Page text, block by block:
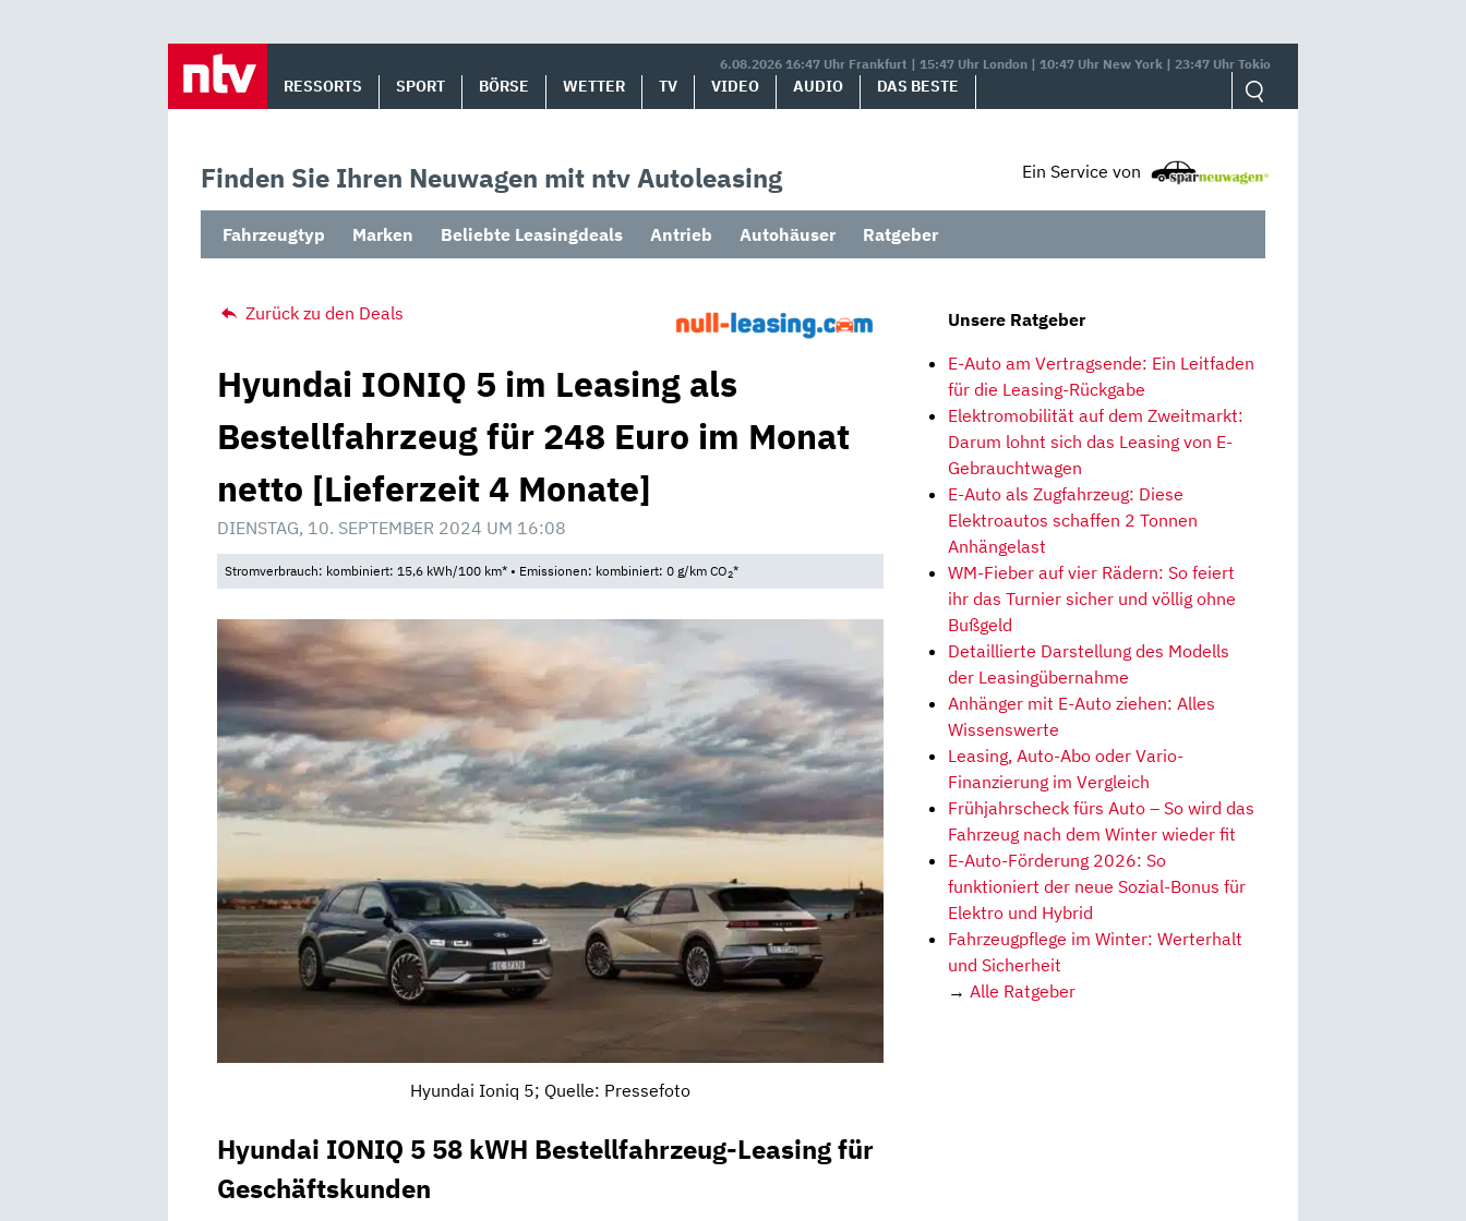
6.08.2026 16:47 Uhr Frankfurt | 15:47 Uhr London | 10:47 Uhr New York | 23:47 Uhr Tokio
RESSORTS SPORT BÖRSE WETTER TV VIDEO AUDIO DAS BESTE
Finden Sie Ihren Neuwagen mit ntv Autoleasing Ein Service von
Fahrzeugtyp Marken Beliebte Leasingdeals Antrieb Autohäuser Ratgeber
Zurück zu den Deals
Hyundai IONIQ 5 im Leasing als
Bestellfahrzeug für 248 Euro im Monat
netto [Lieferzeit 4 Monate]
DIENSTAG, 10. SEPTEMBER 2024 UM 16:08
Stromverbrauch: kombiniert: 15,6 kWh/100 km* • Emissionen: kombiniert: 0 g/km CO2*
Hyundai Ioniq 5; Quelle: Pressefoto
Hyundai IONIQ 5 58 kWH Bestellfahrzeug-Leasing für
Geschäftskunden
Unsere Ratgeber
E-Auto am Vertragsende: Ein Leitfaden
für die Leasing-Rückgabe
Elektromobilität auf dem Zweitmarkt:
Darum lohnt sich das Leasing von E-
Gebrauchtwagen
E-Auto als Zugfahrzeug: Diese
Elektroautos schaffen 2 Tonnen
Anhängelast
WM-Fieber auf vier Rädern: So feiert
ihr das Turnier sicher und völlig ohne
Bußgeld
Detaillierte Darstellung des Modells
der Leasingübernahme
Anhänger mit E-Auto ziehen: Alles
Wissenswerte
Leasing, Auto-Abo oder Vario-
Finanzierung im Vergleich
Frühjahrscheck fürs Auto – So wird das
Fahrzeug nach dem Winter wieder fit
E-Auto-Förderung 2026: So
funktioniert der neue Sozial-Bonus für
Elektro und Hybrid
Fahrzeugpflege im Winter: Werterhalt
und Sicherheit
→ Alle Ratgeber